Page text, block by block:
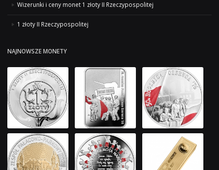
Wizerunki i ceny monet 1 złoty II Rzeczypospolitej
1 złoty II Rzeczypospolitej
NAJNOWSZE MONETY